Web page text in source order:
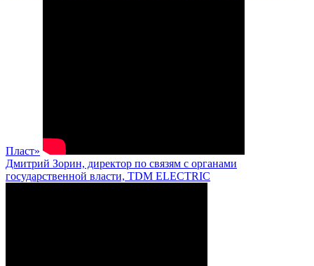
Пласт»
Дмитрий Зорин, директор по связям с органами
государственной власти, TDM ELECTRIC